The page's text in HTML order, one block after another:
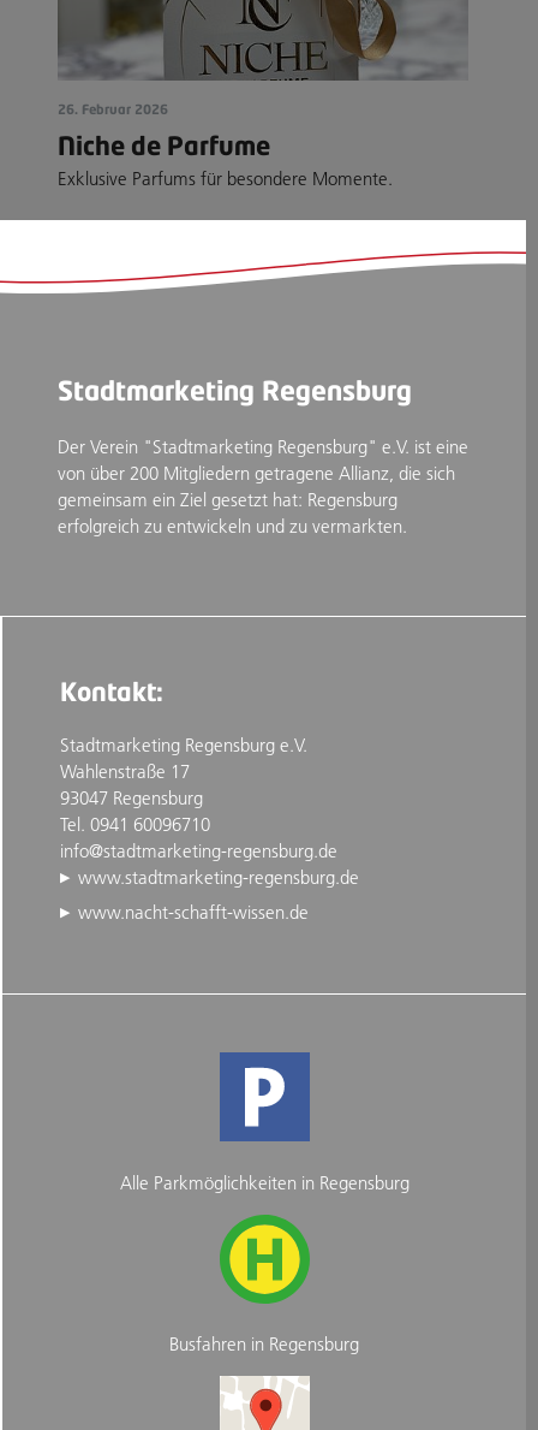
26. Februar 2026
Niche de Parfume
Exklusive Parfums für besondere Momente.
Stadtmarketing Regensburg
Der Verein "Stadtmarketing Regensburg" e.V. ist eine
von über 200 Mitgliedern getragene Allianz, die sich
gemeinsam ein Ziel gesetzt hat: Regensburg
erfolgreich zu entwickeln und zu vermarkten.
Kontakt:
Stadtmarketing Regensburg e.V.
Wahlenstraße 17
93047 Regensburg
Tel. 0941 60096710
info@stadtmarketing-regensburg.de
www.stadtmarketing-regensburg.de
www.nacht-schafft-wissen.de
Alle Parkmöglichkeiten in Regensburg
Busfahren in Regensburg